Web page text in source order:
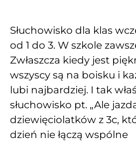
Słuchowisko dla klas
od 1 do 3. W szkole
Zwłaszcza kiedy jest
wszyscy są na boisku i
lubi najbardziej. I tak
słuchowisko pt. „Ale
dziewięciolatków z 3c,
dzień nie łączą wspólne